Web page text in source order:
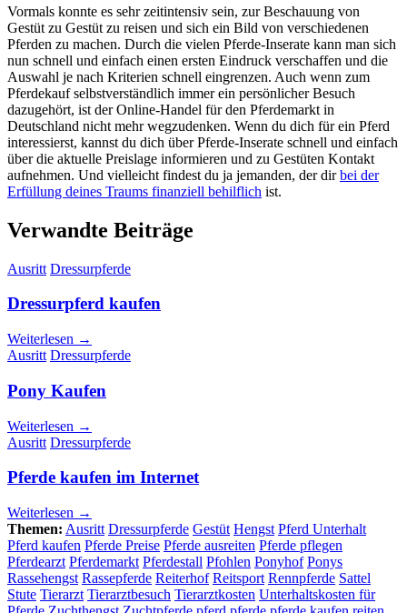
Vormals konnte es sehr zeitintensiv sein, zur Beschauung von
Gestüt zu Gestüt zu reisen und sich ein Bild von verschiedenen
Pferden zu machen. Durch die vielen Pferde-Inserate kann man sich
nun schnell und einfach einen ersten Eindruck verschaffen und die
Auswahl je nach Kriterien schnell eingrenzen. Auch wenn zum
Pferdekauf selbstverständlich immer ein persönlicher Besuch
dazugehört, ist der Online-Handel für den Pferdemarkt in
Deutschland nicht mehr wegzudenken. Wenn du dich für ein Pferd
interessierst, kannst du dich über Pferde-Inserate schnell und einfach
über die aktuelle Preislage informieren und zu Gestüten Kontakt
aufnehmen. Und vielleicht findest du ja jemanden, der dirbei der
Erfüllung deines Traums finanziell behilflich ist.
Verwandte Beiträge
Ausritt Dressurpferde
Dressurpferd kaufen
Weiterlesen →
Ausritt Dressurpferde
Pony Kaufen
Weiterlesen →
Ausritt Dressurpferde
Pferde kaufen im Internet
Weiterlesen →
Themen: Ausritt Dressurpferde Gestüt Hengst Pferd Unterhalt
Pferd kaufen Pferde Preise Pferde ausreiten Pferde pflegen
Pferdearzt Pferdemarkt Pferdestall Pfohlen Ponyhof Ponys
Rassehengst Rassepferde Reiterhof Reitsport Rennpferde Sattel
Stute Tierarzt Tierarztbesuch Tierarztkosten Unterhaltskosten für